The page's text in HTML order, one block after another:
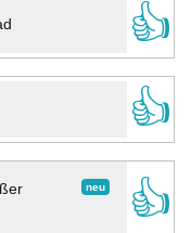
👍
👍
neu
👍